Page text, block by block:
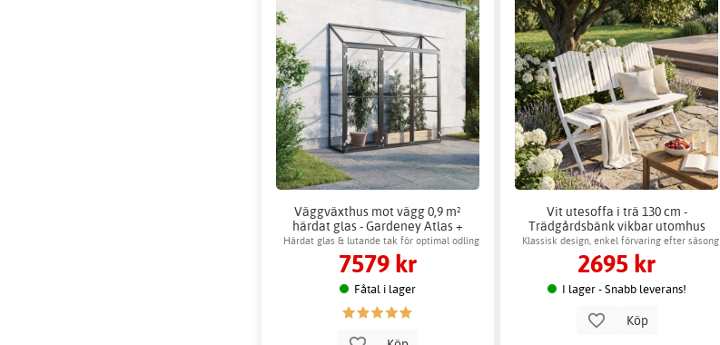
Väggväxthus mot vägg 0,9 m²
härdat glas - Gardeney Atlas +
Växthustillbehör
Härdat glas & lutande tak för optimal odling
7579 kr
Fåtal i lager
Vit utesoffa i trä 130 cm -
Trädgårdsbänk vikbar utomhus
Klassisk design, enkel förvaring efter säsong
2695 kr
I lager - Snabb leverans!
Köp